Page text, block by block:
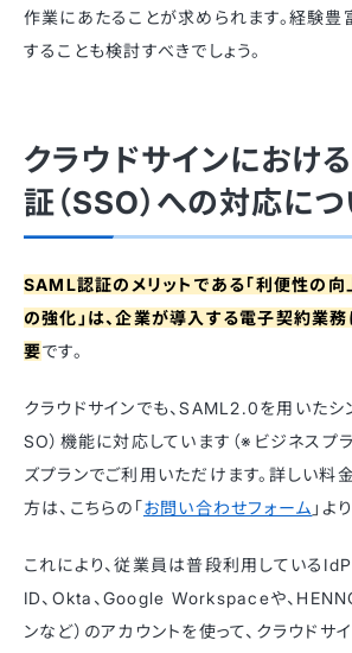
作業にあたることが求められます。経験
することも検討すべきでしょう。
クラウドサインにおけ
証（SSO）への対応に
SAML認証のメリットである「利便性の向
の強化」は、企業が導入する電子契約業
要です。
クラウドサインでも、SAML2.0を用いたシ
SO）機能に対応しています（※ビジネスプ
ズプランでご利用いただけます。詳しい料
方は、こちらの「お問い合わせフォーム 」よ
これにより、従業員は普段利用している
ID、Okta、Google Workspaceや、
ンなど）のアカウントを使って、クラウドサ